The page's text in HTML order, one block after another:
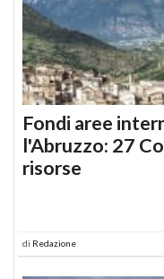
Fondi aree
l'Abruzzo: 27
risorse
di Redazione